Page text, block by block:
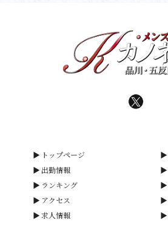
トップページ
出勤情報
ランキング
アクセス
求人情報